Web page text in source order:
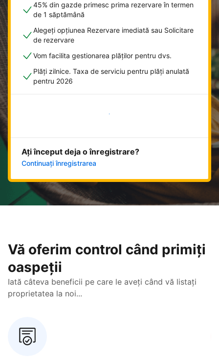
45% din gazde primesc prima rezervare în termen
de 1 săptămână
Alegeți opțiunea Rezervare imediată sau Solicitare
de rezervare
Vom facilita gestionarea plăților pentru dvs.
Plăți zilnice. Taxa de serviciu pentru plăți anulată
pentru 2026
Începeți acum
Ați început deja o înregistrare?
Continuați înregistrarea
Vă oferim control când primiți
oaspeții
Iată câteva beneficii pe care le aveți când vă listați
proprietatea la noi...